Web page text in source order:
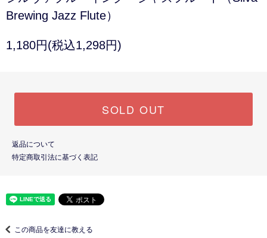
Brewing Jazz Flute）
1,180円(税込1,298円)
SOLD OUT
返品について
特定商取引法に基づく表記
この商品を友達に教える